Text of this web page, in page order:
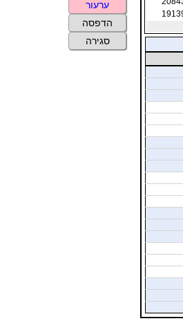
ערעור
הדפסה
סגירה